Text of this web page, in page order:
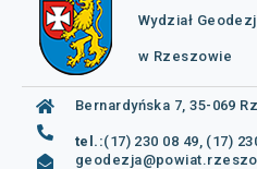
Wydział
w Rzeszowie
Bernardyńska 7, 35-069
tel.:(17) 230 08 49, (17)